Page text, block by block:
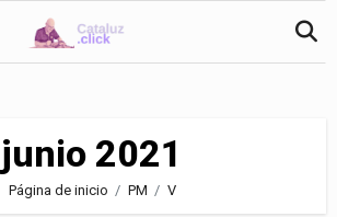
junio 2021
Página de inicio PM V